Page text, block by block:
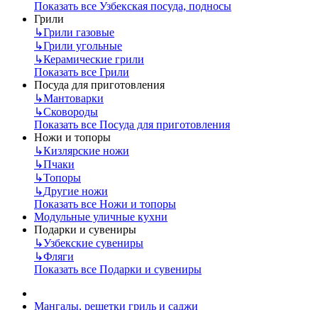
Показать все Узбекская посуда, подносы
Грили
↳Грили газовые
↳Грили угольные
↳Керамические грили
Показать все Грили
Посуда для приготовления
↳Мантоварки
↳Сковороды
Показать все Посуда для приготовления
Ножи и топоры
↳Кизлярские ножи
↳Пчаки
↳Топоры
↳Другие ножи
Показать все Ножи и топоры
Модульные уличные кухни
Подарки и сувениры
↳Узбекские сувениры
↳Фляги
Показать все Подарки и сувениры
Мангалы, решетки гриль и саджи